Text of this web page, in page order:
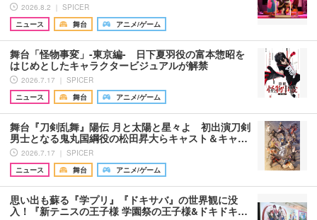
2026.8.2 ｜ SPICER
ニュース
舞台 アニメ/ゲーム
舞台「怪物事変」-東京編- 日下夏羽役の富本惣昭を
はじめとしたキャラクタービジュアルが解禁
2026.7.17 ｜ SPICER
ニュース
舞台 アニメ/ゲーム
舞台『刀剣乱舞』陽伝 月と太陽と星々よ 初出演刀剣
男士となる鬼丸国綱役の松田昇大らキャスト＆キャ…
2026.7.17 ｜ SPICER
ニュース
舞台 アニメ/ゲーム
思い出も蘇る『学プリ』『ドキサバ』の世界観に没
入！『新テニスの王子様 学園祭の王子様&ドキドキ…